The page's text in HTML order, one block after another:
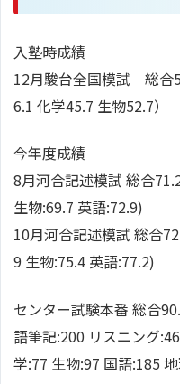
入塾時成績
12月駿台全国模試 総合
6.1 化学45.7 生物52.7）
今年度成績
8月河合記述模試 総合
生物:69.7 英語:72.9)
10月河合記述模試 総合
9 生物:75.4 英語:77.2)
センター試験本番 総合
語筆記:200 リスニング
学:77 生物:97 国語:185